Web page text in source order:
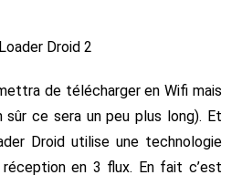
de télécharger en Wifi mais
sûr ce sera un peu plus long). Et
Droid utilise une technologie
en 3 flux. En fait c’est